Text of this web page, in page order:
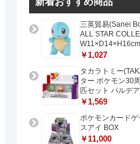
三英貿易(Sanei
ALL STAR
￥1,027
タカラトミー
ター ポケモン30
匹セット パルデ
￥1,569
ポケモンカード
スアイ BOX
￥11,000